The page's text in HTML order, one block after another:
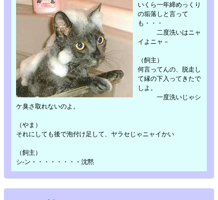
いくら一年締めっくり
の垢落しと言って
も・・・
二度洗いはニャ
イよニャ－
（飼主）
何言ってんの、脱走し
て縁の下入ってきたで
しよ。
一度洗いじゃシ
ケ臭さ取れないのよ。
（やま）
それにしても後で泡付け足して、ヤラセじゃニャイかい
（飼主）
シ-ン・・・・・・・・沈黙